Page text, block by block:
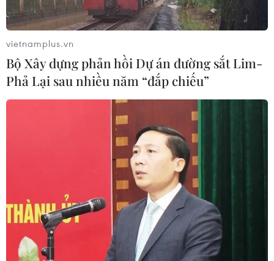
đường hô hấp cấp COVID-19, số ca tử vong là 8.584
người và 142.663 bệnh nhân đã được điều trị khỏi bệnh.
Liên minh châu Âu lên kế hoạch mở cửa
vietnamplus.vn
Bộ Xây dựng phản hồi Dự án đường sắt Lim-
Phả Lại sau nhiều năm “đắp chiếu”